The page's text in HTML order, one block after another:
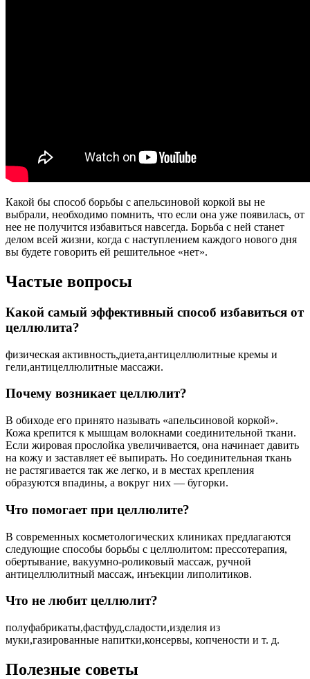
Какой бы способ борьбы с апельсиновой коркой вы не
выбрали, необходимо помнить, что если она уже появилась, от
нее не получится избавиться навсегда. Борьба с ней станет
делом всей жизни, когда с наступлением каждого нового дня
вы будете говорить ей решительное «нет».
Частые вопросы
Какой самый эффективный способ избавиться от
целлюлита?
физическая активность,диета,антицеллюлитные кремы и
гели,антицеллюлитные массажи.
Почему возникает целлюлит?
В обиходе его принято называть «апельсиновой коркой».
Кожа крепится к мышцам волокнами соединительной ткани.
Если жировая прослойка увеличивается, она начинает давить
на кожу и заставляет её выпирать. Но соединительная ткань
не растягивается так же легко, и в местах крепления
образуются впадины, а вокруг них — бугорки.
Что помогает при целлюлите?
В современных косметологических клиниках предлагаются
следующие способы борьбы с целлюлитом: прессотерапия,
обертывание, вакуумно-роликовый массаж, ручной
антицеллюлитный массаж, инъекции липолитиков.
Что не любит целлюлит?
полуфабрикаты,фастфуд,сладости,изделия из
муки,газированные напитки,консервы, копчености и т. д.
Полезные советы